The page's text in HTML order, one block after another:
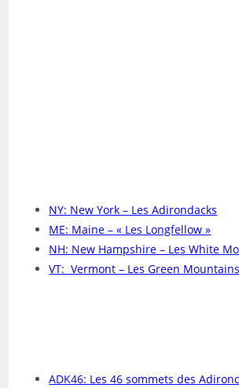
NY: New York – Les Adirondacks
ME: Maine – « Les Longfellow »
NH: New Hampshire – Les White
VT: Vermont – Les Green Mountains
ADK46: Les 46 sommets des